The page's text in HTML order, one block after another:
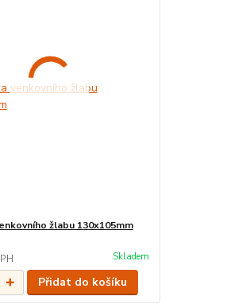
žlabu 130x105mm
Skladem
Přidat do košíku